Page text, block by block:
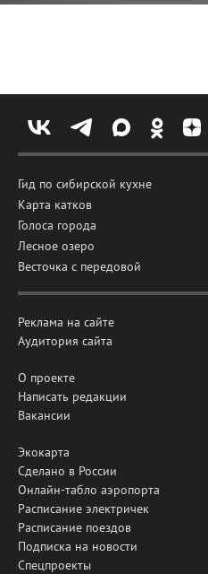
Гид по сибирской кухне
Карта катков
Голоса города
Лесное озеро
Весточка с передовой
Реклама на сайте
Аудитория сайта
О проекте
Написать редакции
Вакансии
Экокарта
Сделано в России
Онлайн-табло аэропорта
Расписание электричек
Расписание поездов
Подписка на новости
Спецпроекты